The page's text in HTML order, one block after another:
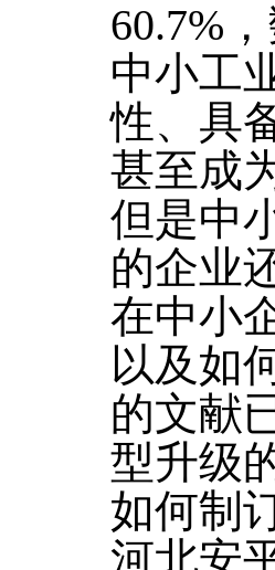
60.7%
中小工
性、具
甚至成
但是中
的企业
在中小
以及如
的文献
型升级
如何制